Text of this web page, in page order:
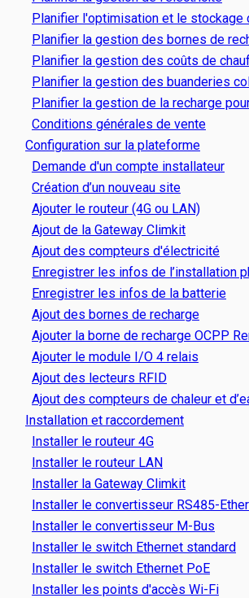
Planifier l'optimisation et le stockage
Planifier la gestion des bornes de
Planifier la gestion des coûts de
Planifier la gestion des buanderies
Planifier la gestion de la recharge
Conditions générales de vente
Configuration sur la plateforme
Demande d'un compte installateur
Création d’un nouveau site
Ajouter le routeur (4G ou LAN)
Ajout de la Gateway Climkit
Ajout des compteurs d'électricité
Enregistrer les infos de l’installation
Enregistrer les infos de la batterie
Ajout des bornes de recharge
Ajouter la borne de recharge OCPP
Ajouter le module I/O 4 relais
Ajout des lecteurs RFID
Ajout des compteurs de chaleur et
Installation et raccordement
Installer le routeur 4G
Installer le routeur LAN
Installer la Gateway Climkit
Installer le convertisseur RS485-
Installer le convertisseur M-Bus
Installer le switch Ethernet standard
Installer le switch Ethernet PoE
Installer les points d'accès Wi-Fi